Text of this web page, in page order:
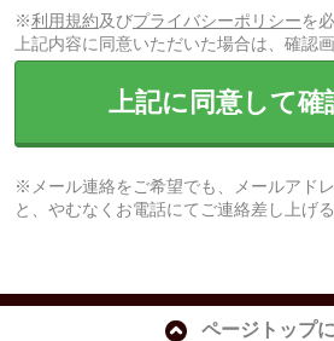
※利用規約及びプライバシーポリシーを
上記内容に同意いただいた場合は、確認
上記に同意して確
※メール連絡をご希望でも、メールアド
と、やむなくお電話にてご連絡差し上げ
ページトップ